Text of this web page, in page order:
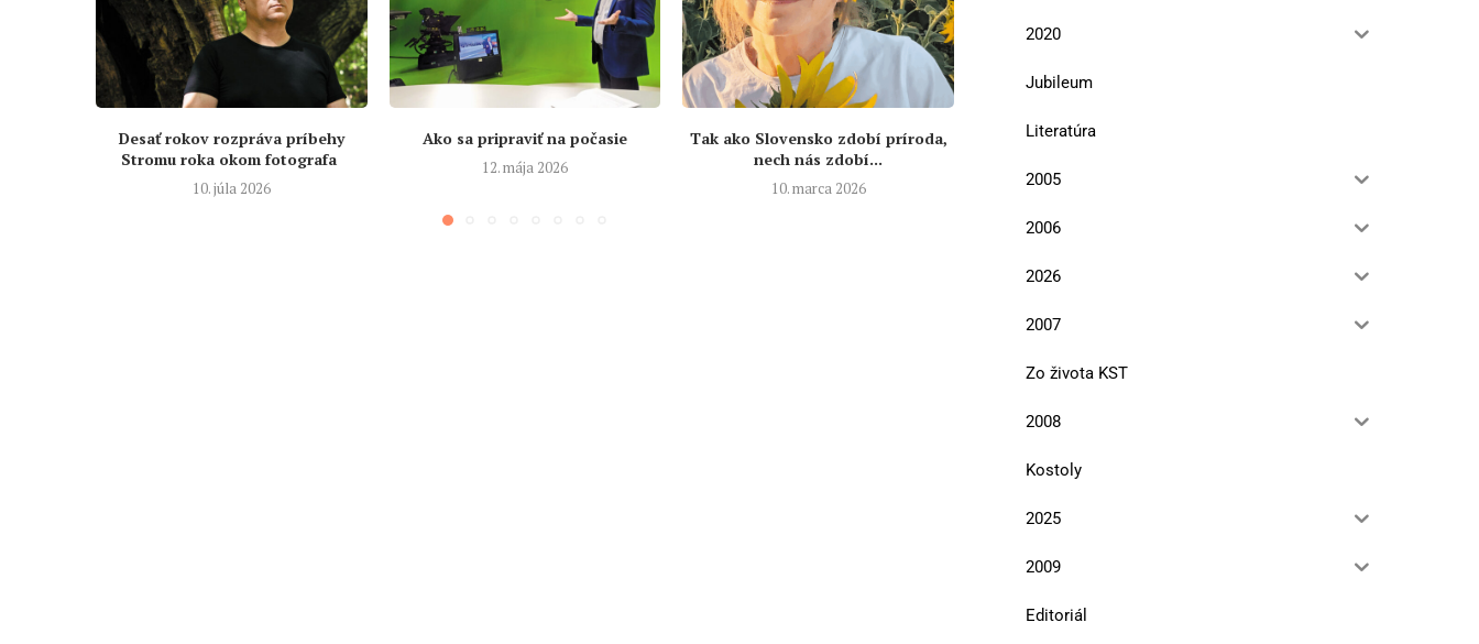
Desať rokov rozpráva príbehy
Stromu roka okom fotografa
10. júla 2026
Ako sa pripraviť na počasie
12. mája 2026
Tak ako Slovensko zdobí príroda,
nech nás zdobí...
10. marca 2026
Najviac si cením vzťahy
10. novembra 2025
2020
Jubileum
Literatúra
2005
2006
2026
2007
Zo života KST
2008
Kostoly
2025
2009
Editoriál